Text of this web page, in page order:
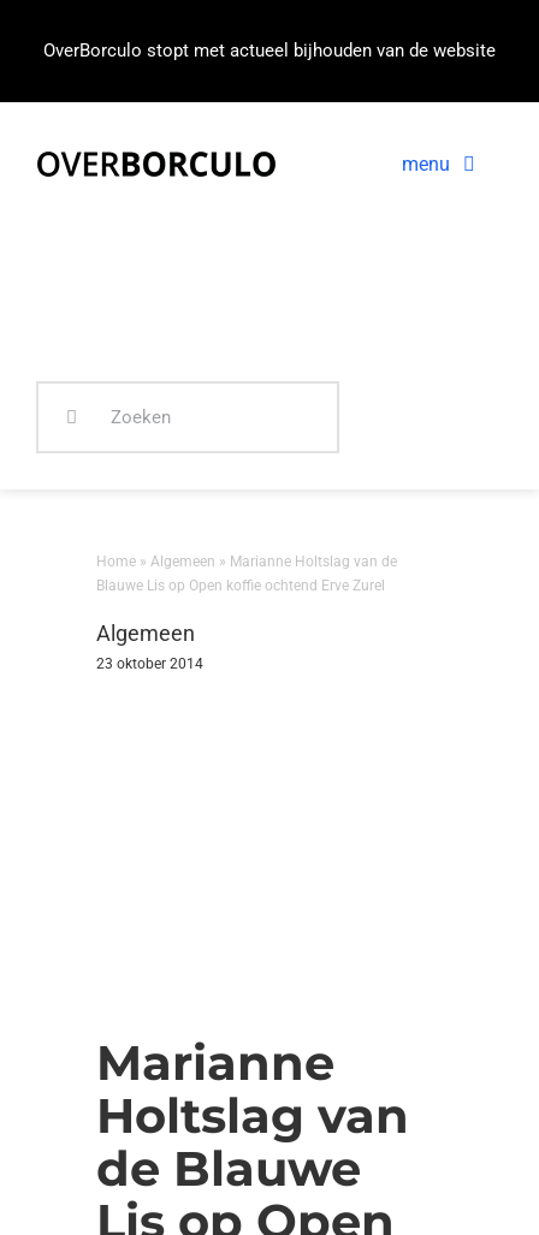
OverBorculo stopt met actueel bijhouden van de website
menu
Home »Algemeen » Marianne Holtslag van de
Blauwe Lis op Open koffie ochtend Erve Zurel
Algemeen
23 oktober 2014
Marianne
Holtslag van
de Blauwe
Lis op Open